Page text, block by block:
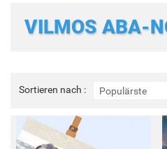
VILMOS ABA-
Sortieren nach : Populärste
Sortieren
nach